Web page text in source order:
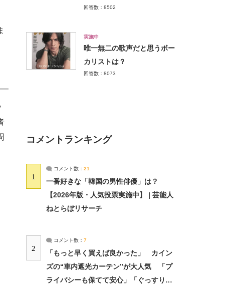
回答数：8502
実施中
唯一無二の歌声だと思うボー
カリストは？
回答数：8073
コメントランキング
1
コメント数： 21
一番好きな「韓国の男性俳優」は？
【2026年版・人気投票実施中】 | 芸能人
ねとらぼリサーチ
2
コメント数： 7
「もっと早く買えば良かった」 カイン
ズの“車内遮光カーテン”が大人気 「プ
ライバシーも保てて安心」「ぐっすり眠